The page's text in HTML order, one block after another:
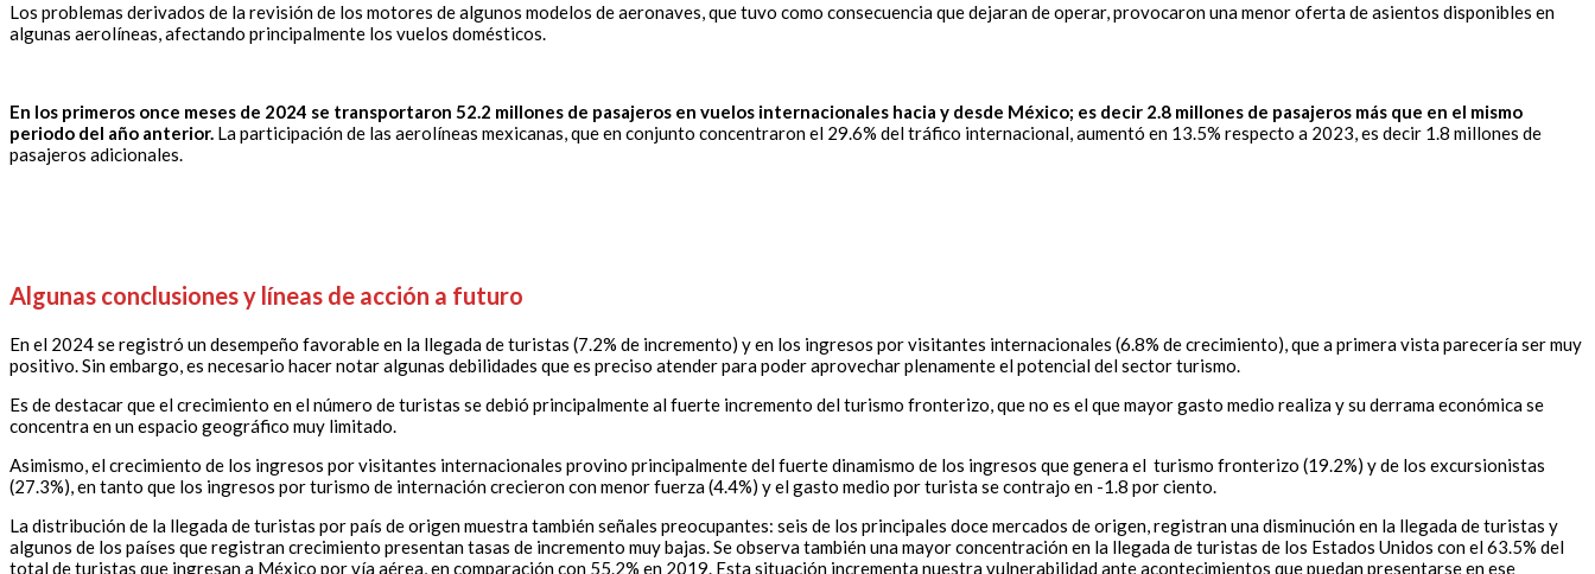
Los problemas derivados de la revisión de los motores de algunos modelos de aeronaves, que tuvo como consecuencia que dejaran de operar, provocaron una menor oferta de asientos disponibles en
algunas aerolíneas, afectando principalmente los vuelos domésticos.
En los primeros once meses de 2024 se transportaron 52.2 millones de pasajeros en vuelos internacionales hacia y desde México; es decir 2.8 millones de pasajeros más que en el mismo
periodo del año anterior. La participación de las aerolíneas mexicanas, que en conjunto concentraron el 29.6% del tráfico internacional, aumentó en 13.5% respecto a 2023, es decir 1.8 millones de
pasajeros adicionales.
Algunas conclusiones y líneas de acción a futuro
En el 2024 se registró un desempeño favorable en la llegada de turistas (7.2% de incremento) y en los ingresos por visitantes internacionales (6.8% de crecimiento), que a primera vista parecería ser muy
positivo. Sin embargo, es necesario hacer notar algunas debilidades que es preciso atender para poder aprovechar plenamente el potencial del sector turismo.
Es de destacar que el crecimiento en el número de turistas se debió principalmente al fuerte incremento del turismo fronterizo, que no es el que mayor gasto medio realiza y su derrama económica se
concentra en un espacio geográfico muy limitado.
Asimismo, el crecimiento de los ingresos por visitantes internacionales provino principalmente del fuerte dinamismo de los ingresos que genera el turismo fronterizo (19.2%) y de los excursionistas
(27.3%), en tanto que los ingresos por turismo de internación crecieron con menor fuerza (4.4%) y el gasto medio por turista se contrajo en -1.8 por ciento.
La distribución de la llegada de turistas por país de origen muestra también señales preocupantes: seis de los principales doce mercados de origen, registran una disminución en la llegada de turistas y
algunos de los países que registran crecimiento presentan tasas de incremento muy bajas. Se observa también una mayor concentración en la llegada de turistas de los Estados Unidos con el 63.5% del
total de turistas que ingresan a México por vía aérea, en comparación con 55.2% en 2019. Esta situación incrementa nuestra vulnerabilidad ante acontecimientos que puedan presentarse en ese